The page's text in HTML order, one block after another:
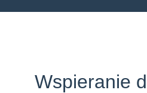
Wspieranie